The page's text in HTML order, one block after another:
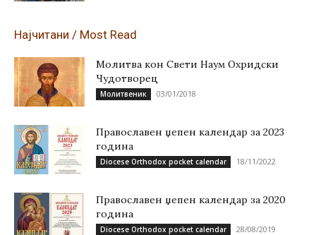
Најчитани / Most Read
Молитва кон Свети Наум Охридски
Чудотворец
Молитвеник 03/01/2018
Православен џепен календар за 2023
година
Diocese Orthodox pocket calendar 18/11/2022
Православен џепен календар за 2020
година
Diocese Orthodox pocket calendar 28/08/2019